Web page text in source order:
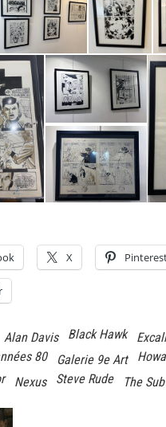
X
Alan Davis Black Hawk
80
Galerie 9e Art
Nexus Steve Rude The